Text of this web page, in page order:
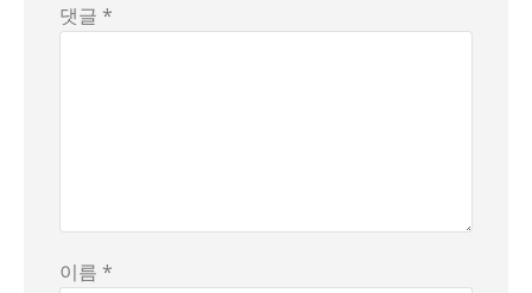
댓글 *
이름 *